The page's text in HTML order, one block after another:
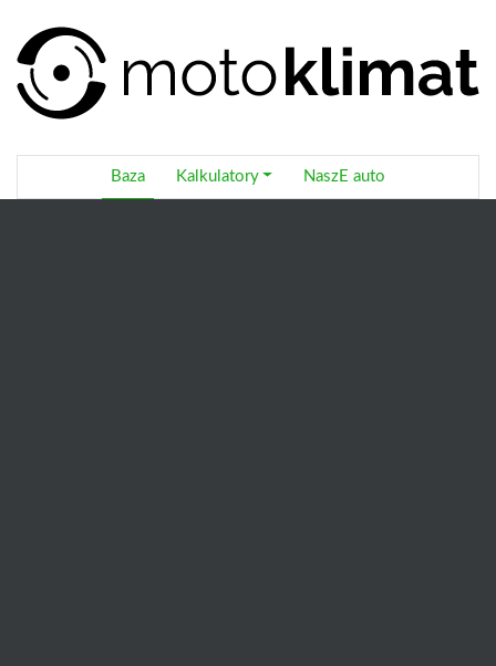
Baza Kalkulatory NaszE auto